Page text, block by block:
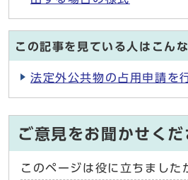
この記事を見ている人はこん
法定外公共物の占用申請を
ご意見をお聞かせくだ
このページは役に立ちました